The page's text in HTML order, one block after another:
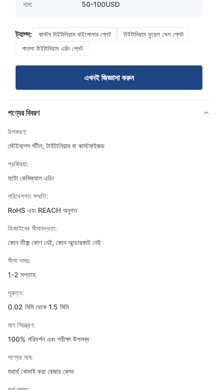
দাম:
50-100USD
ট্যাগ্স: কাস্টম টাইটানিয়াম বাইপোলার প্লেট
টাইটানিয়াম ফুয়েল সেল প্লেট
পাতলা টাইটানিয়াম এচিং প্লেট
এখনই জিজ্ঞাসা করুন
পণ্যের বিবরণ
উপকরণ:
স্টেইনলেস স্টীল, টাইটানিয়াম বা কাস্টমাইজড
প্রক্রিয়া:
ফটো কেমিক্যাল এচিং
পরিবেশগত সম্মতি:
RoHS এবং REACH অনুগত
ডিজাইনের সীমাবদ্ধতা:
কোন তীক্ষ্ণ কোণ নেই, কোন আন্ডারকাট নেই
সীসা সময়:
1-2 সপ্তাহ
পুরুত্ব:
0.02 মিমি থেকে 1.5 মিমি
মান নিয়ন্ত্রণ:
100% পরিদর্শন এবং পরীক্ষা উপলব্ধ
পণ্যের নাম:
যথার্থ খোদাই করা রেজার ব্লেড